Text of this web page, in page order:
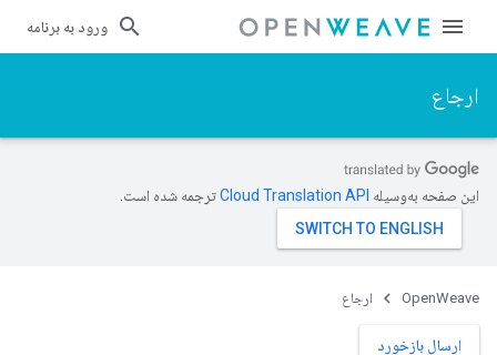
ورود به برنامه
ارجاع
این صفحه به‌وسیله ترجمه شده است.
OpenWeave ارجاع
ارسال بازخورد